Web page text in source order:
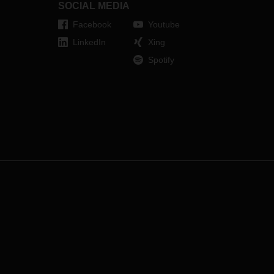
SOCIAL MEDIA
Facebook
LinkedIn
Youtube
Xing
Spotify